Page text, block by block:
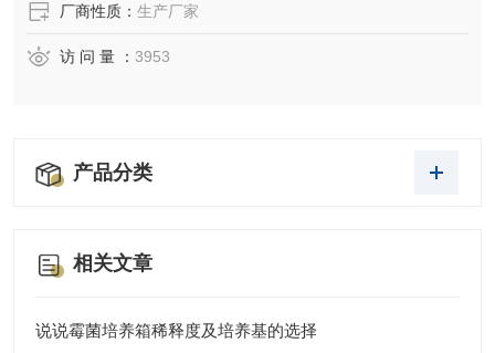
厂商性质： 生产厂家
访 问 量 ： 3953
产品分类
相关文章
说说霉菌培养箱稀释度及培养基的选择